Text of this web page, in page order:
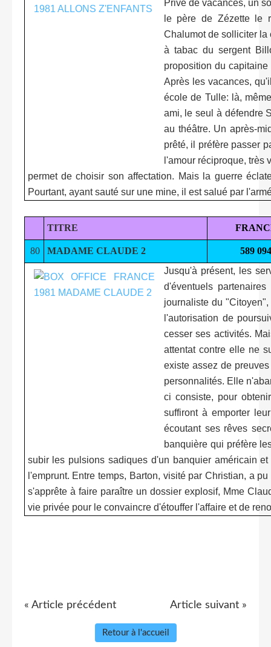
Privé de vacances, un
le père de Zézette le
Chalumot de solliciter la
à tabac du sergent
proposition du
Après les vacances,
école de Tulle: là,
ami, le seul à défendre
au théâtre. Un après-
prêté, il préfère passer
l'amour réciproque, très
permet de choisir son affectation. Mais la guerre
Pourtant, ayant sauté sur une mine, il est salué par
TITRE
80 MADAME CLAUDE 2
589 094
Jusqu'à présent, les
d'éventuels
journaliste du
l'autorisation de
cesser ses activités.
attentat contre elle ne
existe assez de
personnalités. Elle
ci consiste, pour
suffiront à emporter
écoutant ses rêves
banquière qui préfère
subir les pulsions sadiques d'un banquier américain
l'emprunt. Entre temps, Barton, visité par Christian, a
s'apprête à faire paraître un dossier explosif, Mme
vie privée pour le convaincre d'étouffer l'affaire et de
« Article précédent Article suivant »
Retour à l'accueil